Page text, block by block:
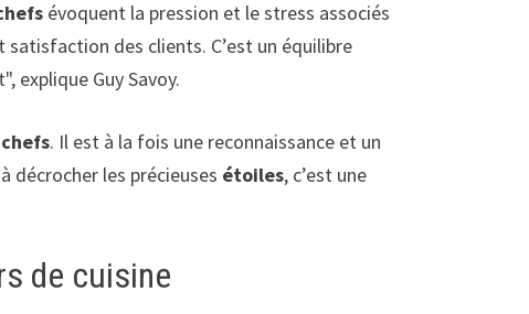
évoquent la pression et le stress associés
des clients. C’est un équilibre
explique Guy Savoy.
chefs. Il est à la fois une reconnaissance et un
décrocher les précieuses étoiles, c’est une
de cuisine